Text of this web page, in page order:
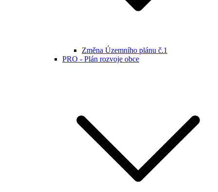
Změna Územního plánu č.1
PRO - Plán rozvoje obce